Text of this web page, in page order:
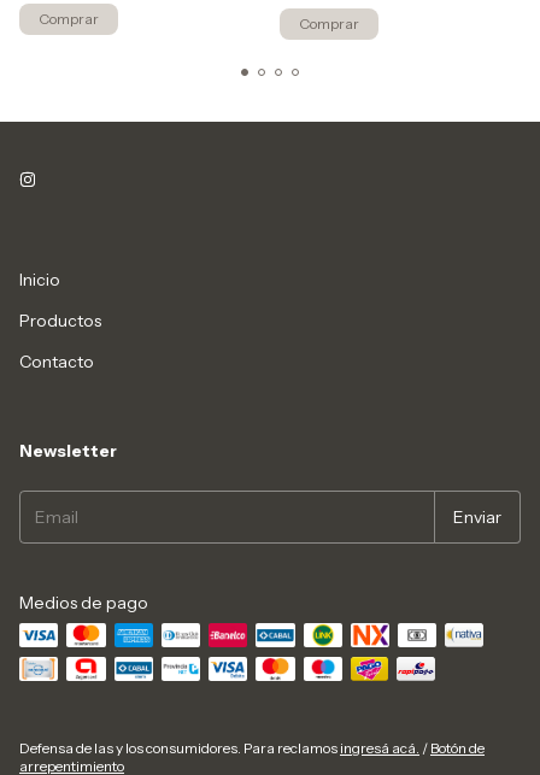
Inicio
Productos
Contacto
Newsletter
Medios de pago
Defensa de las y los consumidores. Para reclamos ingresá acá. / Botón de
arrepentimiento